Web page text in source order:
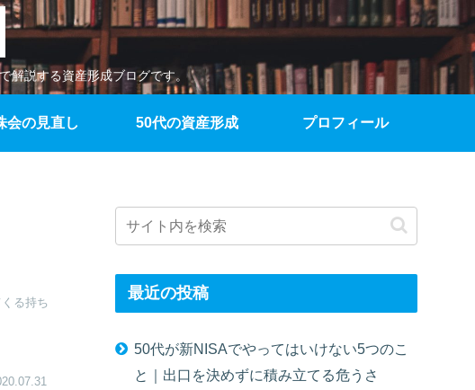
解説する資産形成ブログです。
会の見直し 50代の資産形成 プロフィール
る持ち
最近の投稿
50代が新NISAでやってはいけない5つのこ
と｜出口を決めずに積み立てる危うさ